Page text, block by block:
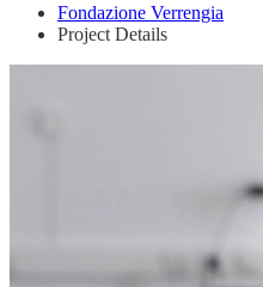
Fondazione Verrengia
Project Details